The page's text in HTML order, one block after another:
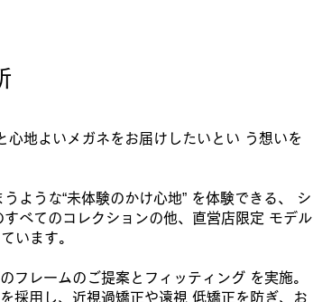
心地よいメガネをお届けしたいとい う想いを
ような“未体験のかけ心地” を体験できる、 シ
べてのコレクションの他、直営店限定 モデル
います。
フレームのご提案とフィッティング を実施。
採用し、近視過矯正や遠視 低矯正を防ぎ、お